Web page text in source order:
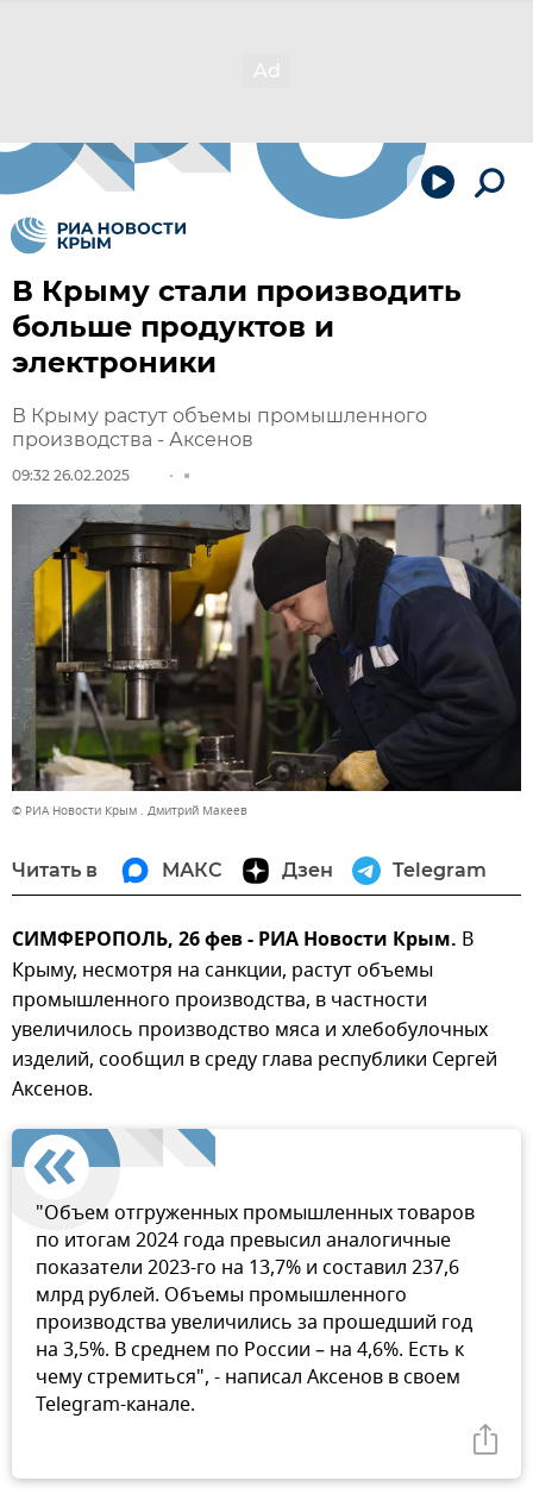
В Крыму стали производить
больше продуктов и
электроники
В Крыму растут объемы промышленного
производства - Аксенов
09:32 26.02.2025
© РИА Новости Крым . Дмитрий Макеев
Читать в МАКС Дзен Telegram
СИМФЕРОПОЛЬ, 26 фев - РИА Новости Крым. В
Крыму, несмотря на санкции, растут объемы
промышленного производства, в частности
увеличилось производство мяса и хлебобулочных
изделий, сообщил в среду глава республики Сергей
Аксенов.
"Объем отгруженных промышленных товаров
по итогам 2024 года превысил аналогичные
показатели 2023-го на 13,7% и составил 237,6
млрд рублей. Объемы промышленного
производства увеличились за прошедший год
на 3,5%. В среднем по России – на 4,6%. Есть к
чему стремиться", - написал Аксенов в своем
Telegram-канале.